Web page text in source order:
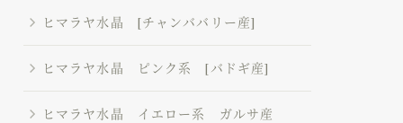
ヒマラヤ水晶 [チャンババリー産]
ヒマラヤ水晶 ピンク系 [バドギ産]
ヒマラヤ水晶 イエロー系 ガルサ産